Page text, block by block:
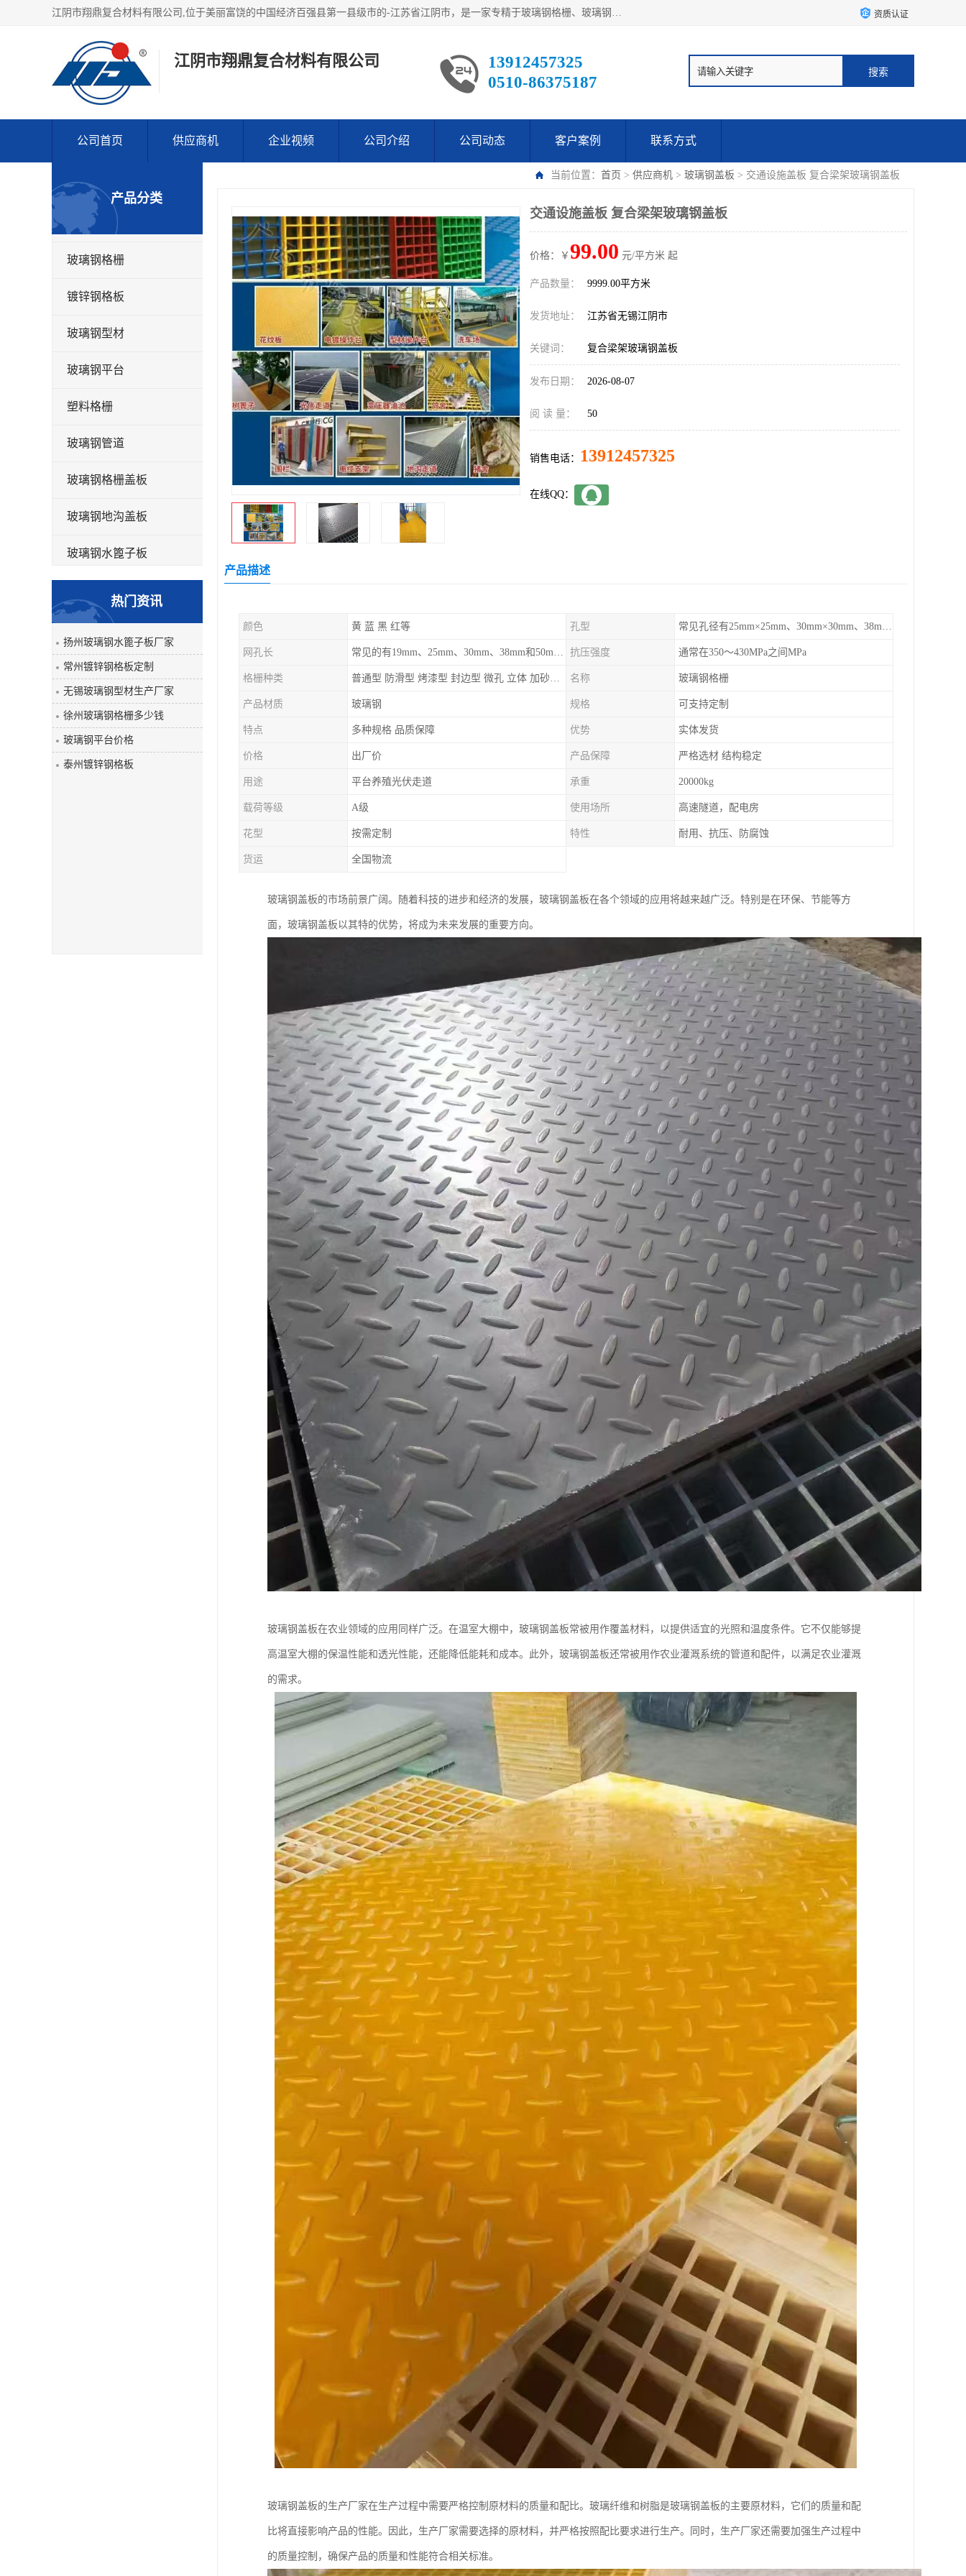
江阴市翔鼎复合材料有限公司,位于美丽富饶的中国经济百强县第一县级市的-江苏省江阴市，是一家专精于玻璃钢格栅、玻璃钢新材料,镀锌钢格板，机械设备生产制造及研发的科技型企业；公司产品已销往了世界多个国家和地区，公司人决心加倍努力愿与广大社会同仁精诚合作共创辉煌！ 资质认证
江阴市翔鼎复合材料有限公司
13912457325
0510-86375187
公司首页 供应商机 企业视频 公司介绍 公司动态 客户案例 联系方式
当前位置： 首页 > 供应商机 > 玻璃钢盖板 > 交通设施盖板 复合梁架玻璃钢盖板
产品分类
玻璃钢格栅
镀锌钢格板
玻璃钢型材
玻璃钢平台
塑料格栅
玻璃钢管道
玻璃钢格栅盖板
玻璃钢地沟盖板
玻璃钢水篦子板
玻璃钢平板
玻璃钢盖板
热门资讯
扬州玻璃钢水篦子板厂家
常州镀锌钢格板定制
无锡玻璃钢型材生产厂家
徐州玻璃钢格栅多少钱
玻璃钢平台价格
泰州镀锌钢格板
交通设施盖板 复合梁架玻璃钢盖板
价格：￥ 99.00 元/平方米 起
产品数量： 9999.00平方米
发货地址： 江苏省无锡江阴市
关键词： 复合梁架玻璃钢盖板
发布日期： 2026-08-07
阅 读 量： 50
销售电话： 13912457325
在线QQ：
产品描述
颜色 黄 蓝 黑 红等 孔型 常见孔径有25mm×25mm、30mm×30mm、38mm×38mm等,
网孔长 常见的有19mm、25mm、30mm、38mm和50mm等 抗压强度 通常在350～430MPa之间MPa
格栅种类 普通型 防滑型 ‌烤漆型 封边型 ‌微孔 立体 加砂覆面型 平面型 名称 玻璃钢格栅
产品材质 玻璃钢 规格 可支持定制
特点 多种规格 品质保障 优势 实体发货
价格 出厂价 产品保障 严格选材 结构稳定
用途 平台养殖光伏走道 承重 20000kg
载荷等级 A级 使用场所 高速隧道，配电房
花型 按需定制 特性 耐用、抗压、防腐蚀
货运 全国物流
玻璃钢盖板的市场前景广阔。随着科技的进步和经济的发展，玻璃钢盖板在各个领域的应用将越来越广泛。特别是在环保、节能等方
面，玻璃钢盖板以其特的优势，将成为未来发展的重要方向。
玻璃钢盖板在农业领域的应用同样广泛。在温室大棚中，玻璃钢盖板常被用作覆盖材料，以提供适宜的光照和温度条件。它不仅能够提
高温室大棚的保温性能和透光性能，还能降低能耗和成本。此外，玻璃钢盖板还常被用作农业灌溉系统的管道和配件，以满足农业灌溉
的需求。
玻璃钢盖板的生产厂家在生产过程中需要严格控制原材料的质量和配比。玻璃纤维和树脂是玻璃钢盖板的主要原材料，它们的质量和配
比将直接影响产品的性能。因此，生产厂家需要选择的原材料，并严格按照配比要求进行生产。同时，生产厂家还需要加强生产过程中
的质量控制，确保产品的质量和性能符合相关标准。